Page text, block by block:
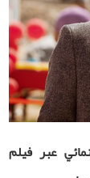
عبر فيلم